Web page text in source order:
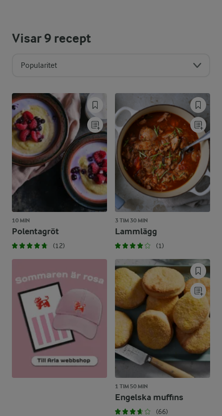
Visar9 recept
Popularitet
10 MIN
Polentagröt
(12)
3 TIM 30 MIN
Lammlägg
(1)
1 TIM 50 MIN
Engelska muffins
(66)